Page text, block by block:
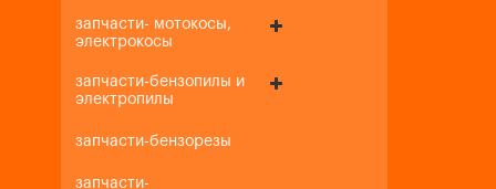
запчасти- мотокосы,
электрокосы
запчасти-бензопилы и
электропилы
запчасти-бензорезы
запчасти-